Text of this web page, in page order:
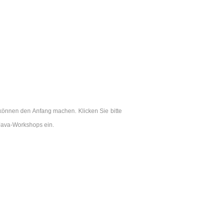
den Anfang machen. Klicken Sie bitte
Workshops ein.